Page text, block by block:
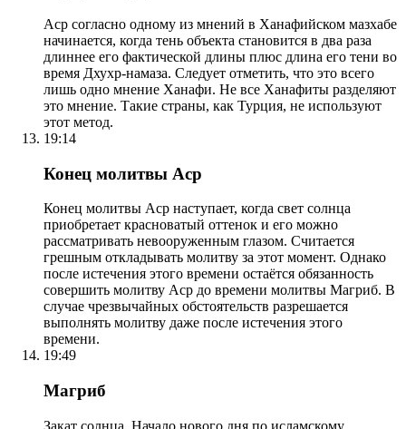
Аср согласно одному из мнений в Ханафийском мазхабе
начинается, когда тень объекта становится в два раза
длиннее его фактической длины плюс длина его тени во
время Дхухр-намаза. Следует отметить, что это всего
лишь одно мнение Ханафи. Не все Ханафиты разделяют
это мнение. Такие страны, как Турция, не используют
этот метод.
19:14
Конец молитвы Аср
Конец молитвы Аср наступает, когда свет солнца
приобретает красноватый оттенок и его можно
рассматривать невооруженным глазом. Считается
грешным откладывать молитву за этот момент. Однако
после истечения этого времени остаётся обязанность
совершить молитву Аср до времени молитвы Магриб. В
случае чрезвычайных обстоятельств разрешается
выполнять молитву даже после истечения этого
времени.
19:49
Магриб
Закат солнца. Начало нового дня по исламскому